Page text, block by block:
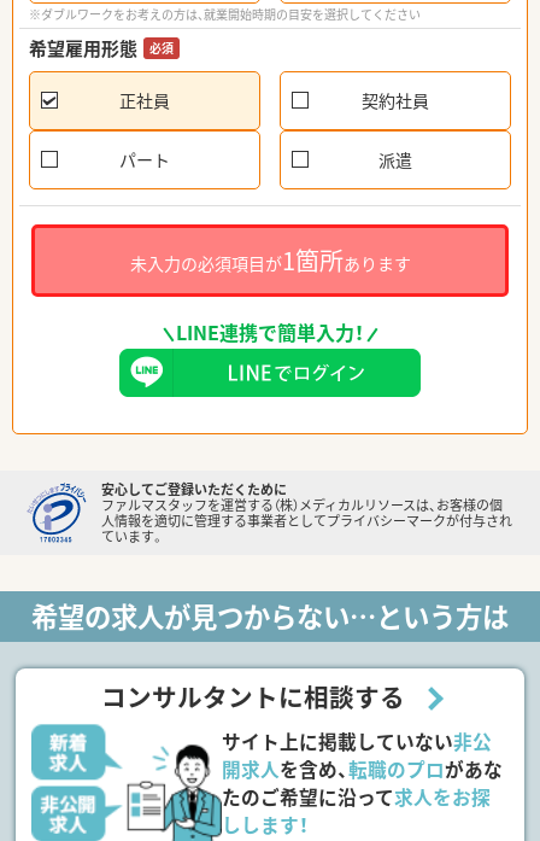
※ダブルワークをお考えの方は、就業開始時期の目安を選択してください
希望雇用形態 必須
正社員 契約社員
パート 派遣
未入力の必須項目が1箇所あります
LINE連携で簡単入力！
安心してご登録いただくために
ファルマスタッフを運営する（株）メディカルリソースは、お客様の個
人情報を適切に管理する事業者としてプライバシーマークが付与され
ています。
希望の求人が見つからない…という方は
コンサルタントに相談する
サイト上に掲載していない非公
開求人を含め、転職のプロがあな
たのご希望に沿って求人をお探
しします！